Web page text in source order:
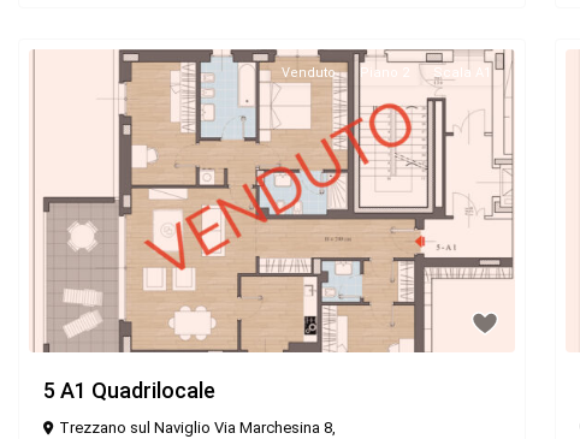
Venduto Piano 2 Scala A1
5 A1 Quadrilocale
Trezzano sul Naviglio Via Marchesina 8,